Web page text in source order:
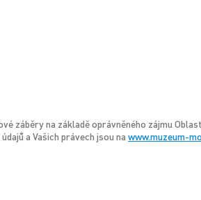
záběry na základě oprávněného zájmu
a Vašich právech jsou na www.muzeum-